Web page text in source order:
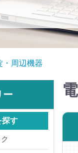
周辺機器
ー
探す